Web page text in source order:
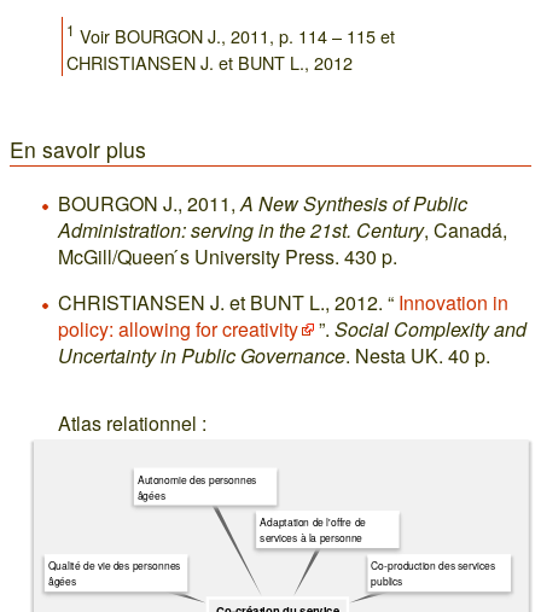
1 Voir BOURGON J., 2011, p. 114 – 115 et
CHRISTIANSEN J. et BUNT L., 2012
En savoir plus
BOURGON J., 2011,A New Synthesis of Public
Administration: serving in the 21st. Century, Canadá,
McGill/Queen ́s University Press. 430 p.
CHRISTIANSEN J. et BUNT L., 2012. “ Innovation in
policy: allowing for creativity
”. Social Complexity and
Uncertainty in Public Governance. Nesta UK. 40 p.
Atlas relationnel :
Co-production des services
publics
Adaptation de l'offre de
services à la personne
Autonomie des personnes
âgées
Qualité de vie des personnes
âgées